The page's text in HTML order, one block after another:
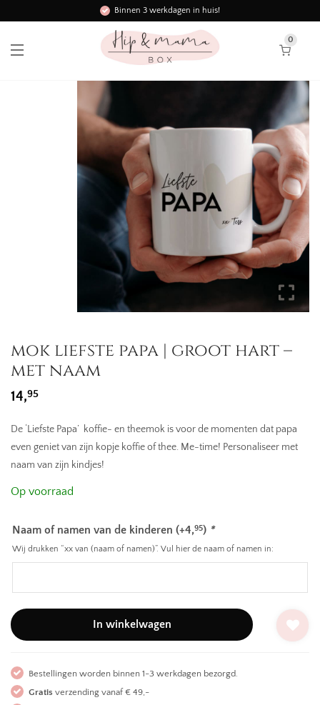
Binnen 3 werkdagen in huis!
0
mok liefste papa | groot hart –
met naam
14,95
De ‘Liefste Papa’ koffie- en theemok is voor de momenten dat papa
even geniet van zijn kopje koffie of thee. Me-time! Personaliseer met
naam van zijn kindjes!
Op voorraad
Naam of namen van de kinderen (+4,95) *
Wij drukken “xx van (naam of namen)”. Vul hier de naam of namen in:
In winkelwagen
Bestellingen worden binnen 1-3 werkdagen bezorgd.
Gratis verzending vanaf € 49,-